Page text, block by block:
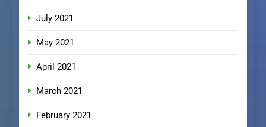
July 2021
May 2021
April 2021
March 2021
February 2021